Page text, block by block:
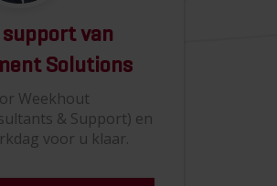
van
Solutions
Weekhout
& Support) en
voor u klaar.